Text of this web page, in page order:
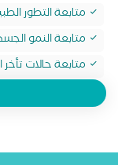
متابعة التطور
متابعة النمو
متابعة حالات تأخر